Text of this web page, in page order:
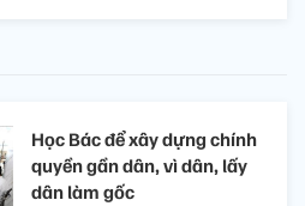
Học Bác để xây dựng chính
quyền gần dân, vì dân, lấy
dân làm gốc